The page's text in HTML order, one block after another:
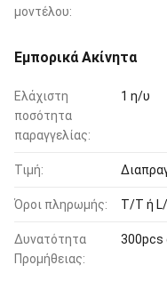
μοντέλου:
Εμπορικά Ακίνητα
Ελάχιστη
ποσότητα
παραγγελίας:
1 η/υ
Τιμή:
Όροι πληρωμής: T/T ή
Δυνατότητα
Προμήθειας:
300pcs